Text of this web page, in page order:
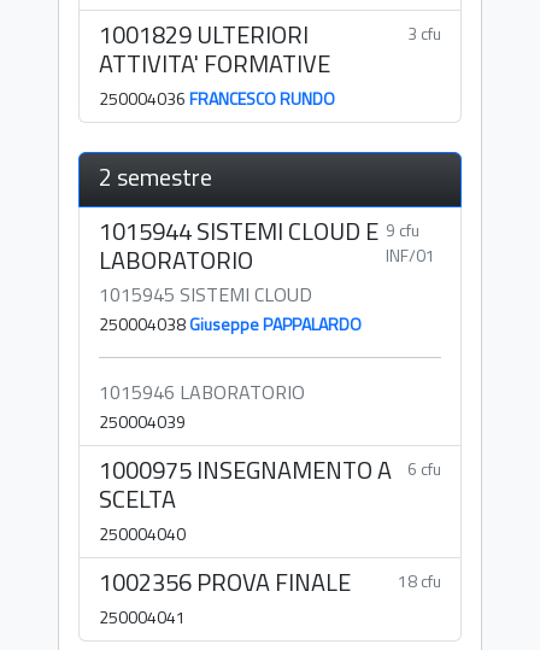
1001829 ULTERIORI
ATTIVITA' FORMATIVE
3 cfu
250004036FRANCESCO RUNDO
2 semestre
1015944 SISTEMI CLOUD E
LABORATORIO
9 cfu
INF/01
1015945 SISTEMI CLOUD
250004038Giuseppe PAPPALARDO
1015946 LABORATORIO
250004039
1000975 INSEGNAMENTO A
SCELTA
6 cfu
250004040
1002356 PROVA FINALE
18 cfu
250004041